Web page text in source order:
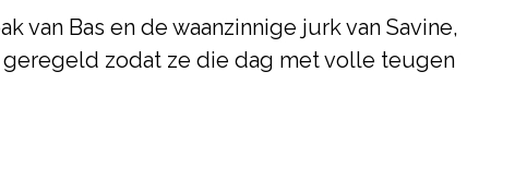
Bas en de waanzinnige jurk van Savine,
zodat ze die dag met volle teugen